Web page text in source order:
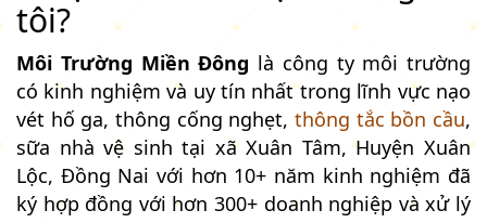
tôi?
Môi Trường Miền Đông là công ty môi trường
có kinh nghiệm và uy tín nhất trong lĩnh vực nạo
vét hố ga, thông cống nghẹt, thông tắc bồn cầu,
sữa nhà vệ sinh tại xã Xuân Tâm, Huyện Xuân
Lộc, Đồng Nai với hơn 10+ năm kinh nghiệm đã
ký hợp đồng với hơn 300+ doanh nghiệp và xử lý